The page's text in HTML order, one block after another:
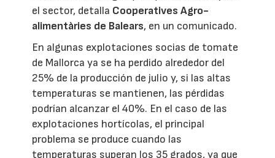
el sector, detalla Cooperatives Agro-
alimentàries de Balears, en un comunicado.
En algunas explotaciones socias de tomate
de Mallorca ya se ha perdido alrededor del
25% de la producción de julio y, si las altas
temperaturas se mantienen, las pérdidas
podrían alcanzar el 40%. En el caso de las
explotaciones hortícolas, el principal
problema se produce cuando las
temperaturas superan los 35 grados, ya que